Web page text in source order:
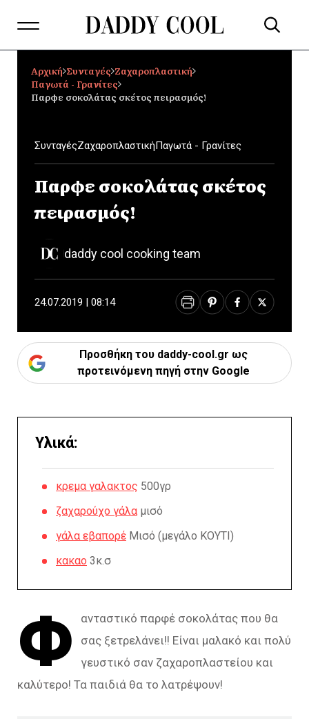
Αρχική Συνταγές Ζαχαροπλαστική
Παγωτά - Γρανίτες
Παρφε σοκολάτας σκέτος πειρασμός!
ΣυνταγέςΖαχαροπλαστικήΠαγωτά - Γρανίτες
Παρφε σοκολάτας σκέτος
πειρασμός!
daddy cool cooking team
24.07.2019 | 08:14
Προσθήκη του daddy-cool.gr ως
προτεινόμενη πηγή στην Google
Υλικά:
κρεμα γαλακτος 500γρ
ζαχαρούχο γάλα μισό
γάλα εβαπορέ Μισό (μεγάλο ΚΟΥΤΙ)
κακαο 3κ.σ
Φ
ανταστικό παρφέ σοκολάτας που θα
σας ξετρελάνει!! Είναι μαλακό και πολύ
γευστικό σαν ζαχαροπλαστείου και
καλύτερο! Τα παιδιά θα το λατρέψουν!